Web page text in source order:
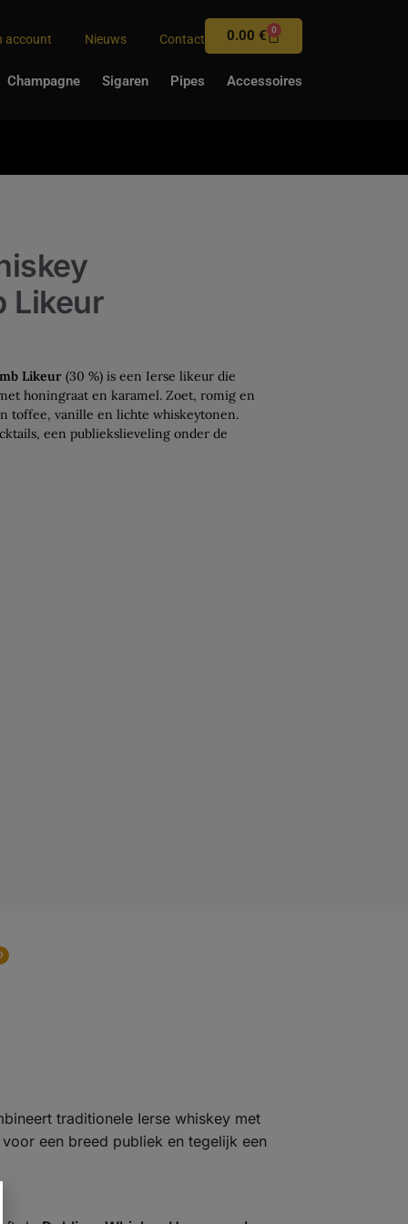
account Nieuws Contact 0.00€ 0
Champagne Sigaren Pipes Accessoires
Likeur
Likeur (30 %) is een Ierse likeur die
honingraat en karamel. Zoet, romig en
toffee, vanille en lichte whiskeytonen.
een publiekslieveling onder de
traditionele Ierse whiskey met
een breed publiek en tegelijk een